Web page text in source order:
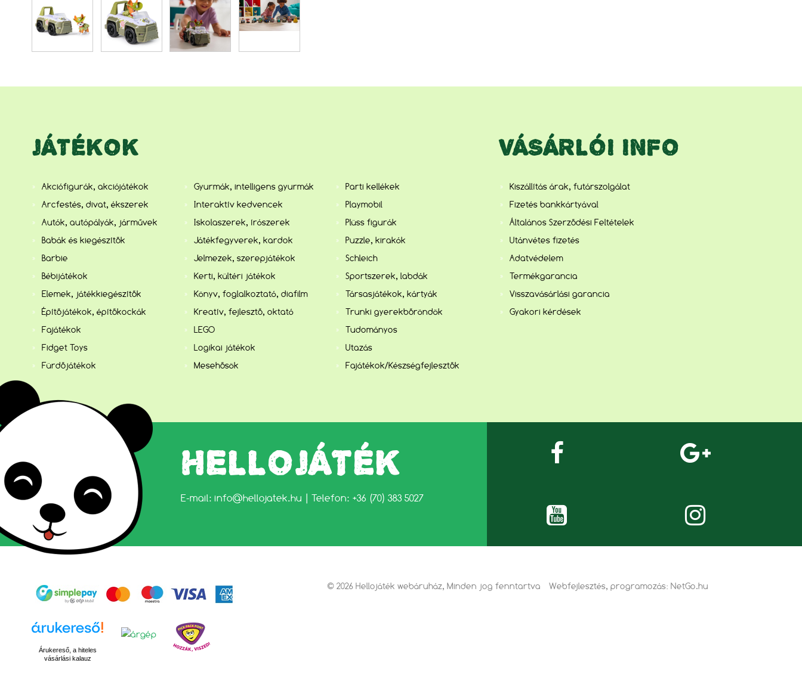
JÁTÉKOK
Akciófigurák, akciójátékok
Arcfestés, divat, ékszerek
Autók, autópályák, járművek
Babák és kiegészítők
Barbie
Bébijátékok
Elemek, játékkiegészítők
Építőjátékok, építőkockák
Fajátékok
Fidget Toys
Fürdőjátékok
Gyurmák, intelligens gyurmák
Interaktív kedvencek
Iskolaszerek, írószerek
Játékfegyverek, kardok
Jelmezek, szerepjátékok
Kerti, kültéri játékok
Könyv, foglalkoztató, diafilm
Kreatív, fejlesztő, oktató
LEGO
Logikai játékok
Mesehősök
Parti kellékek
Playmobil
Plüss figurák
Puzzle, kirakók
Schleich
Sportszerek, labdák
Társasjátékok, kártyák
Trunki gyerekbőröndök
Tudományos
Utazás
Fajátékok/Készségfejlesztők
VÁSÁRLÓI INFO
Kiszállítás árak, futárszolgálat
Fizetés bankkártyával
Általános Szerződési Feltételek
Utánvétes fizetés
Adatvédelem
Termékgarancia
Visszavásárlási garancia
Gyakori kérdések
HELLOJÁTÉK
E-mail: info@hellojatek.hu | Telefon: +36 (70) 383 5027
Árukereső, a hiteles
vásárlási kalauz
© 2026 Hellojáték webáruház, Minden jog fenntartva Webfejlesztés, programozás: NetGo.hu